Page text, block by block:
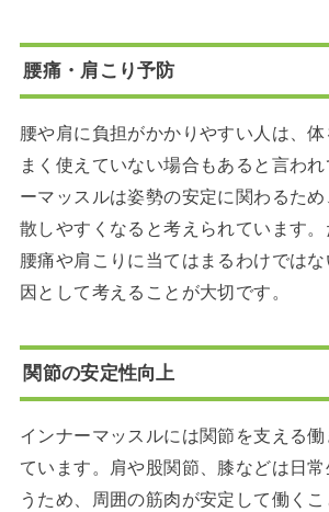
腰痛・肩こり予防
腰や肩に負担がかかりやすい人は、
まく使えていない場合もあると言わ
ーマッスルは姿勢の安定に関わるた
散しやすくなると考えられています
腰痛や肩こりに当てはまるわけでは
因として考えることが大切です。
関節の安定性向上
インナーマッスルには関節を支える
ています。肩や股関節、膝などは日
うため、周囲の筋肉が安定して働く